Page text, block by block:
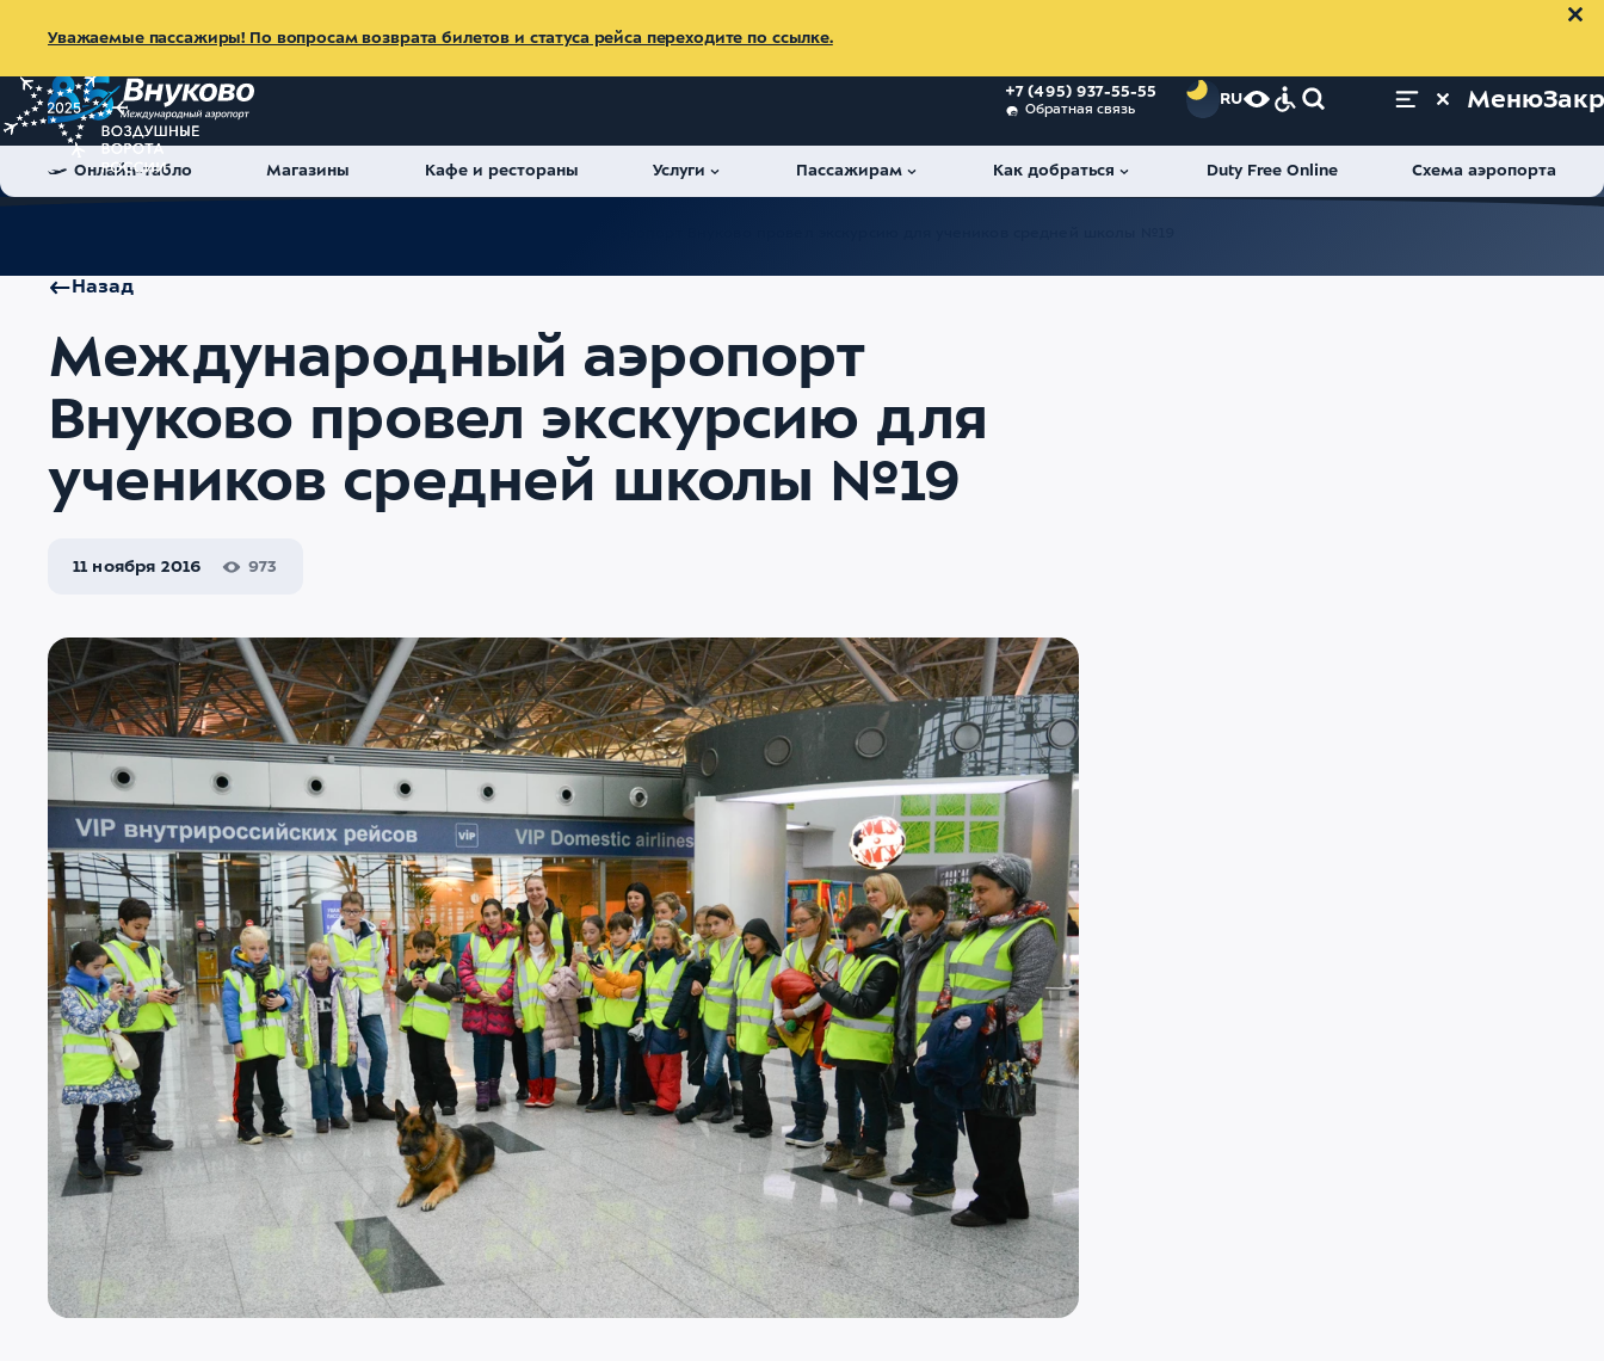
Уважаемые пассажиры! По вопросам возврата билетов и статуса рейса переходите по ссылке.
+7 (495) 937-55-55
Обратная связь
RU Меню
Онлайн-табло Магазины Кафе и рестораны Услуги Пассажирам Как добраться Duty Free Online Схема аэропорта
Назад
Международный аэропорт
Внуково провел экскурсию для
учеников средней школы №19
11 ноября 2016 973